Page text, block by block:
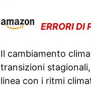
ERRORI DI
Il cambiamento
transizioni
linea con i ritmi